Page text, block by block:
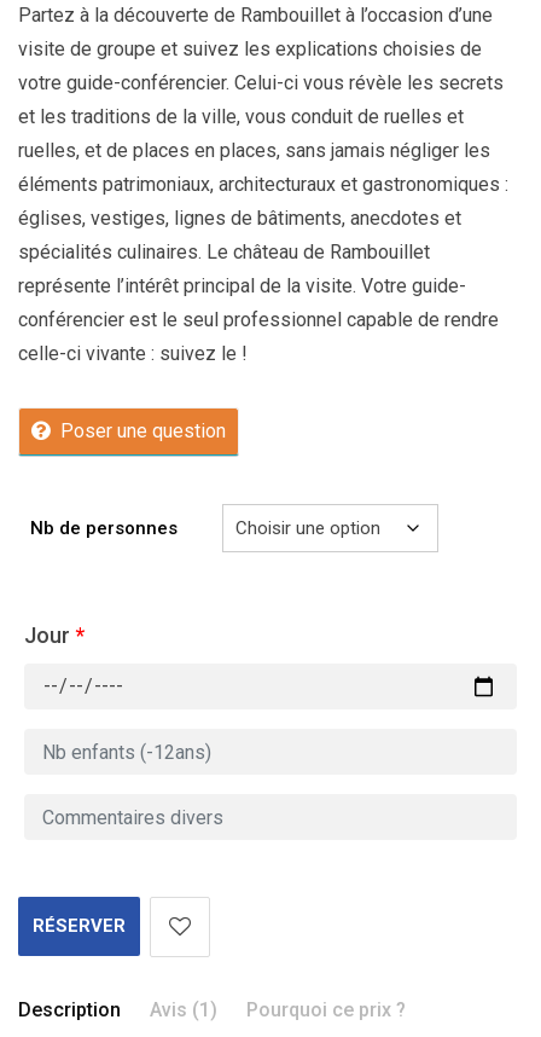
Partez à la découverte de Rambouillet à l’occasion d’une
visite de groupe et suivez les explications choisies de
votre guide-conférencier. Celui-ci vous révèle les secrets
et les traditions de la ville, vous conduit de ruelles et
ruelles, et de places en places, sans jamais négliger les
éléments patrimoniaux, architecturaux et gastronomiques :
églises, vestiges, lignes de bâtiments, anecdotes et
spécialités culinaires. Le château de Rambouillet
représente l’intérêt principal de la visite. Votre guide-
conférencier est le seul professionnel capable de rendre
celle-ci vivante : suivez le !
Poser une question
Nb de personnes
Jour *
RÉSERVER
Description Avis (1) Pourquoi ce prix ?